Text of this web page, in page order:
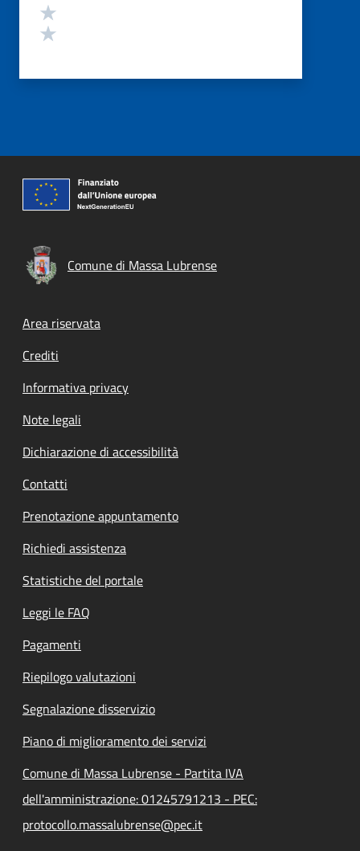
Comune di Massa Lubrense
Footer menu
Area riservata
Crediti
Informativa privacy
Note legali
Dichiarazione di accessibilità
Contatti
Prenotazione appuntamento
Richiedi assistenza
Statistiche del portale
Leggi le FAQ
Pagamenti
Riepilogo valutazioni
Segnalazione disservizio
Piano di miglioramento dei servizi
Comune di Massa Lubrense - Partita IVA
dell'amministrazione: 01245791213 - PEC:
protocollo.massalubrense@pec.it